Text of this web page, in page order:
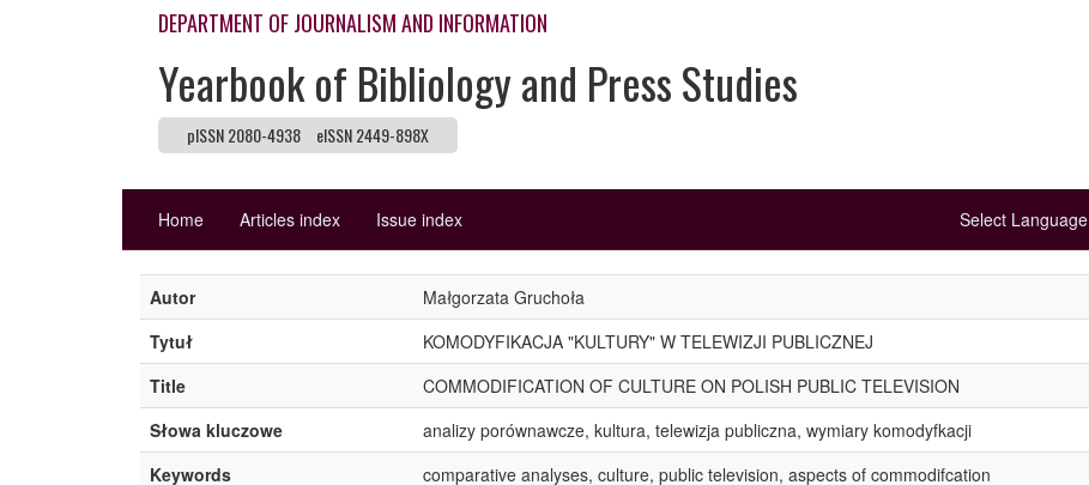
DEPARTMENT OF JOURNALISM AND INFORMATION
Yearbook of Bibliology and Press Studies
pISSN 2080-4938 eISSN 2449-898X
Home Articles index Issue index Select Language
Autor
Małgorzata Gruchoła
Tytuł
KOMODYFIKACJA "KULTURY" W TELEWIZJI PUBLICZNEJ
Title
COMMODIFICATION OF CULTURE ON POLISH PUBLIC TELEVISION
Słowa kluczowe
analizy porównawcze, kultura, telewizja publiczna, wymiary komodyfkacji
Keywords
comparative analyses, culture, public television, aspects of commodifcation